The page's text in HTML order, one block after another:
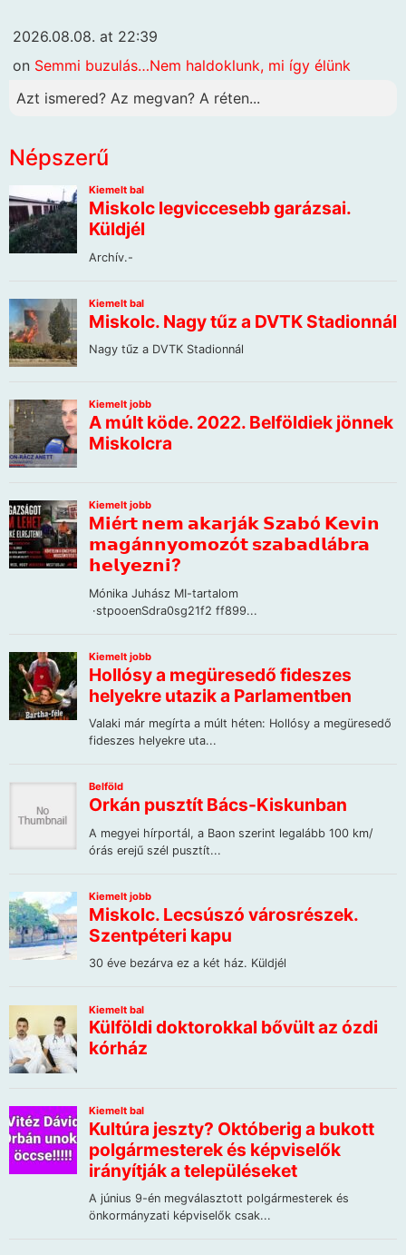
2026.08.08. at 22:39
on Semmi buzulás…Nem haldoklunk, mi így élünk
Azt ismered? Az megvan? A réten...
Népszerű